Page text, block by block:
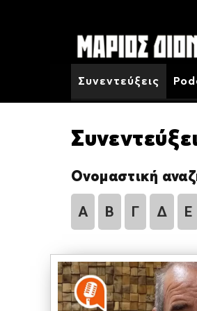
Συνεντεύξεις
Ονομαστική
Α Β Γ Δ Ε